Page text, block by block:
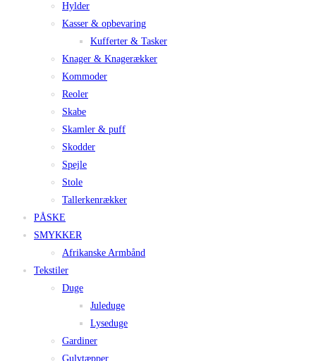
Hylder
Kasser & opbevaring
Kufferter & Tasker
Knager & Knagerækker
Kommoder
Reoler
Skabe
Skamler & puff
Skodder
Spejle
Stole
Tallerkenrækker
PÅSKE
SMYKKER
Afrikanske Armbånd
Tekstiler
Duge
Juleduge
Lyseduge
Gardiner
Gulvtæpper